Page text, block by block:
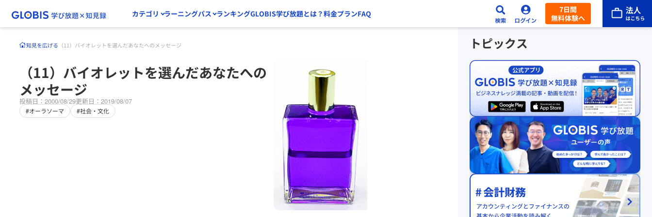
カテゴリ ラーニングパス ランキングGLOBIS学び放題とは？料金プランFAQ
7日間
無料体験へ
知見を広げる （11）バイオレットを選んだあなたへのメッセージ
（11）バイオレットを選んだあなたへの
メッセージ
投稿日：2000/08/29更新日：2019/08/07
#オーラソーマ #社会・文化
トピックス